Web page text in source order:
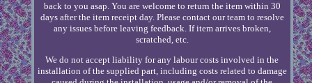
back to you asap. You are welcome to return the item within 30
days after the item receipt day. Please contact our team to resolve
any issues before leaving feedback. If item arrives broken,
scratched, etc.
We do not accept liability for any labour costs involved in the
installation of the supplied part, including costs related to damage